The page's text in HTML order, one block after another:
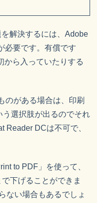
解決するには、Adobe
必要です。有償です
から入っていたりする
のがある場合は、印刷
選択肢が出るのでそれ
Reader DCは不可で、
to PDF」を使って、
下げることができま
ない場合もあるでしょ